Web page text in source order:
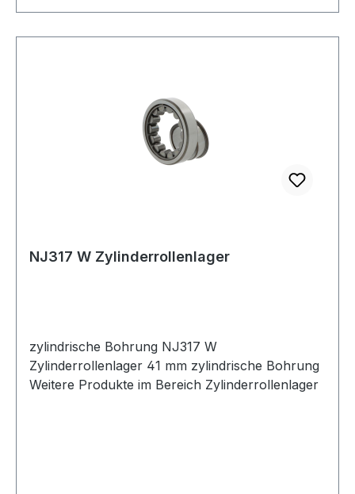
NJ317 W Zylinderrollenlager
zylindrische Bohrung NJ317 W
Zylinderrollenlager 41 mm zylindrische Bohrung
Weitere Produkte im Bereich Zylinderrollenlager